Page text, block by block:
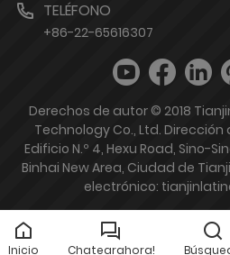
TELÉFONO
+86-22-65616307
Derechos de autor © 2018
Technology Co., Ltd. Dirección
Edificio N.º 4, Hexu Road, Sino-
Binhai New Area, Ciudad de
electrónico:
Inicio Chatearahora!